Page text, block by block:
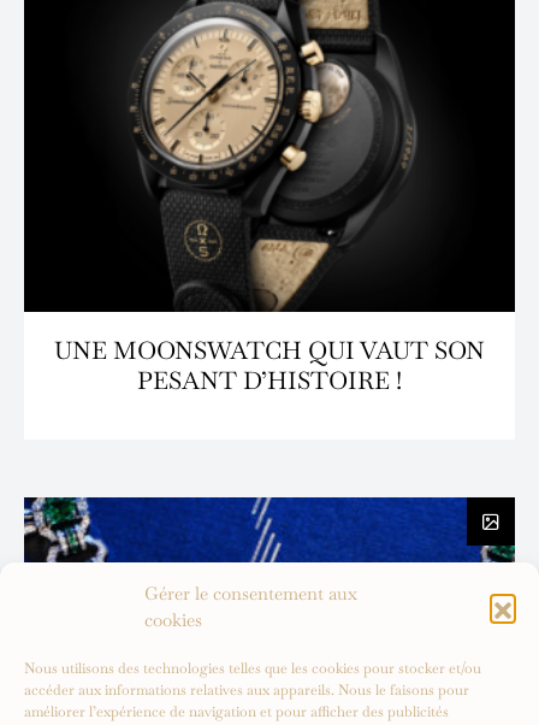
Gérer le consentement aux
cookies
Nous utilisons des technologies telles que les cookies pour stocker et/ou
accéder aux informations relatives aux appareils. Nous le faisons pour
améliorer l’expérience de navigation et pour afficher des publicités
UNE MOONSWATCH QUI VAUT SON
PESANT D’HISTOIRE !